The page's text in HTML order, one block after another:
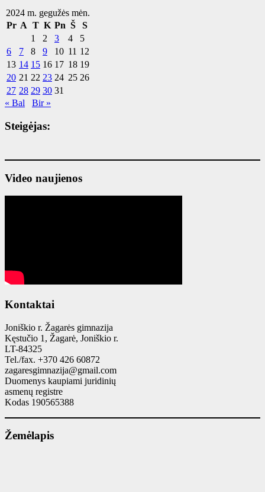
2024 m. gegužės mėn.
Pr A T K Pn Š
S
1
2 3 4
5
6
7 8 9 10 11 12
13 14 15 16 17 18 19
20 21 22 23 24 25 26
27 28 29 30 31
« Bal
Bir »
Steigėjas:
Video naujienos
Kontaktai
Joniškio r. Žagarės gimnazija
Kęstučio 1, Žagarė, Joniškio r.
LT-84325
Tel./fax. +370 426 60872
zagaresgimnazija@gmail.com
Duomenys kaupiami juridinių
asmenų registre
Kodas 190565388
Žemėlapis